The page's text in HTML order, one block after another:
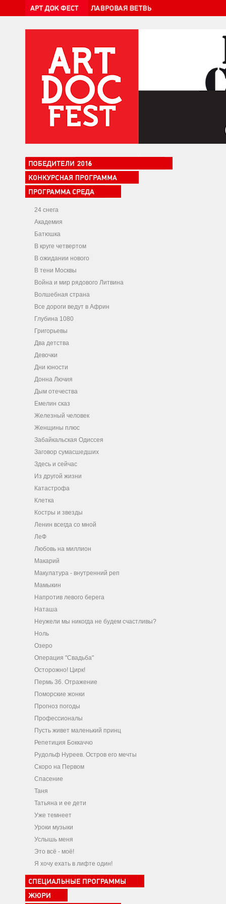
24 снега
Академия
Батюшка
В круге четвертом
В ожидании нового
В тени Москвы
Война и мир рядового Литвина
Волшебная страна
Все дороги ведут в Африн
Глубина 1080
Григорьевы
Два детства
Девочки
Дни юности
Донна Лючия
Дым отечества
Емелин сказ
Железный человек
Женщины плюс
Забайкальская Одиссея
Заговор сумасшедших
Здесь и сейчас
Из другой жизни
Катастрофа
Клетка
Костры и звезды
Ленин всегда со мной
ЛеФ
Любовь на миллион
Макарий
Макулатура - внутренний реп
Мамыкин
Напротив левого берега
Наташа
Неужели мы никогда не будем счастливы?
Ноль
Озеро
Операция "Свадьба"
Осторожно! Цирк!
Пермь 36. Отражение
Поморские жонки
Прогноз погоды
Профессионалы
Пусть живет маленький принц
Репетиция Боккаччо
Рудольф Нуреев. Остров его мечты
Скоро на Первом
Спасение
Таня
Татьяна и ее дети
Уже темнеет
Уроки музыки
Услышь меня
Это всё - моё!
Я хочу ехать в лифте один!